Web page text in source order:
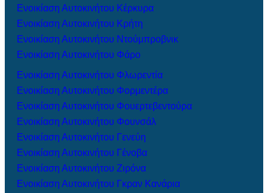
Ενοικίαση Αυτοκινήτου Κέρκυρα
Ενοικίαση Αυτοκινήτου Κρήτη
Ενοικίαση Αυτοκινήτου Ντούμπροβνικ
Ενοικίαση Αυτοκινήτου Φάρο
Ενοικίαση Αυτοκινήτου Φλωρεντία
Ενοικίαση Αυτοκινήτου Φορμεντέρα
Ενοικίαση Αυτοκινήτου Φουερτεβεντούρα
Ενοικίαση Αυτοκινήτου Φουνσάλ
Ενοικίαση Αυτοκινήτου Γενεύη
Ενοικίαση Αυτοκινήτου Γένοβα
Ενοικίαση Αυτοκινήτου Ζιρόνα
Ενοικίαση Αυτοκινήτου Γκραν Κανάρια